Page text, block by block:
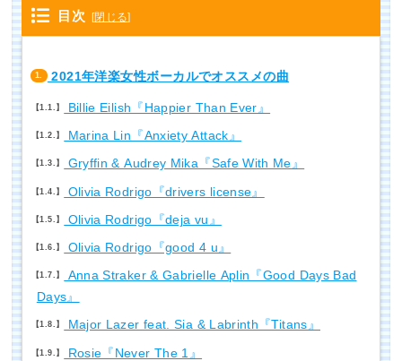
目次 [閉じる]
1. 2021年洋楽女性ボーカルでオススメの曲
1.1. Billie Eilish『Happier Than Ever』
1.2. Marina Lin『Anxiety Attack』
1.3. Gryffin & Audrey Mika『Safe With Me』
1.4. Olivia Rodrigo『drivers license』
1.5. Olivia Rodrigo『deja vu』
1.6. Olivia Rodrigo『good 4 u』
1.7.
Anna Straker & Gabrielle Aplin『Good Days Bad
Days』
1.8. Major Lazer feat. Sia & Labrinth『Titans』
1.9. Rosie『Never The 1』